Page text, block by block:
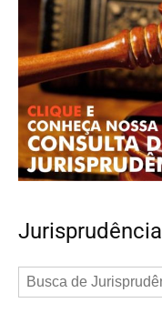
Jurisprudência